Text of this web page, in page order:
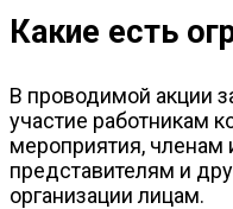
Какие есть
В проводимой акции
участие работникам
мероприятия,
представителям и
организации лицам.